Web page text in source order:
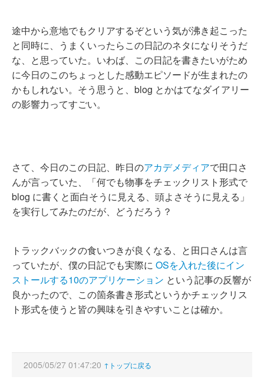
途中から意地でもクリアするぞという気が沸き起こった
と同時に、うまくいったらこの日記のネタになりそうだ
な、と思っていた。いわば、この日記を書きたいがため
に今日のこのちょっとした感動エピソードが生まれたの
かもしれない。そう思うと、blog とかはてなダイアリー
の影響力ってすごい。
さて、今日のこの日記、昨日のアカデメディアで田口さ
んが言っていた、「何でも物事をチェックリスト形式で
blog に書くと面白そうに見える、頭よさそうに見える」
を実行してみたのだが、どうだろう？
トラックバックの食いつきが良くなる、と田口さんは言
っていたが、僕の日記でも実際に OSを入れた後にイン
ストールする10のアプリケーション という記事の反響が
良かったので、この箇条書き形式というかチェックリス
ト形式を使うと皆の興味を引きやすいことは確か。
2005/05/27 01:47:20 ↑トップに戻る